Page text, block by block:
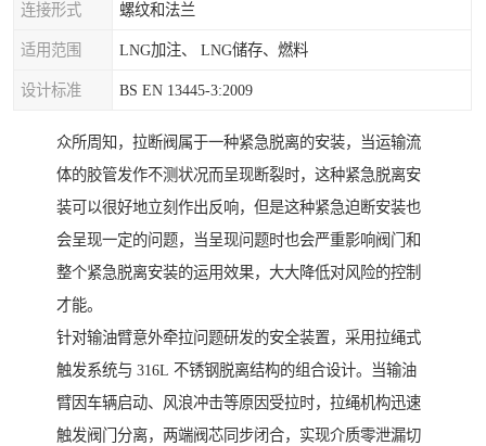
连接形式 螺纹和法兰
适用范围 LNG加注、 LNG储存、燃料
设计标准 BS EN 13445-3:2009
众所周知，拉断阀属于一种紧急脱离的安装，当运输流
体的胶管发作不测状况而呈现断裂时，这种紧急脱离安
装可以很好地立刻作出反响，但是这种紧急迫断安装也
会呈现一定的问题，当呈现问题时也会严重影响阀门和
整个紧急脱离安装的运用效果，大大降低对风险的控制
才能。
针对输油臂意外牵拉问题研发的安全装置，采用拉绳式
触发系统与 316L 不锈钢脱离结构的组合设计。当输油
臂因车辆启动、风浪冲击等原因受拉时，拉绳机构迅速
触发阀门分离，两端阀芯同步闭合，实现介质零泄漏切